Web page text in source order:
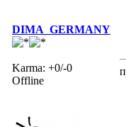
DIMA_GERMANY
Karma: +0/-0
Offline
п